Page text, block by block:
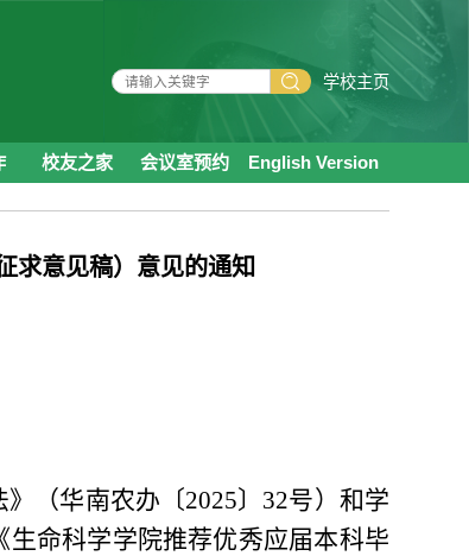
学校主页
校友之家 会议室预约 English Version
求意见稿）意见的通知
（华南农办〔2025〕32号）和学
命科学学院推荐优秀应届本科毕